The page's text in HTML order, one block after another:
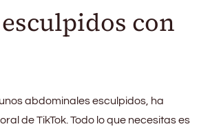
con
abdominales esculpidos, ha
de TikTok. Todo lo que necesitas es